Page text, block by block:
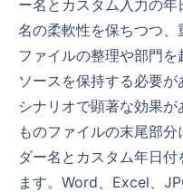
ー名とカスタム入力の
名の柔軟性を保ちつつ
ファイルの整理や部門を
ソースを保持する必要
シナリオで顕著な効果
ものファイルの末尾部
ダー名とカスタム年日
ます。Word、Excel、